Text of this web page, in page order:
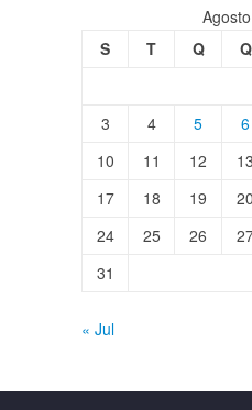
S
T Q Q
3
4 5 6
10
11 12 13
17
18 19 20
24
25 26
31
« Jul